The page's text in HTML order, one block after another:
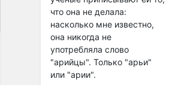
октавы (2:1). Эти
интервалы соотнесены в
настройке так называемой
"Лиры Орфея". ... Иным
смыслом наделена
идеальная
что она не делала:
насколько мне известно,
она никогда не
употребляла слово
"арийцы". Только "арьи"
или "арии".